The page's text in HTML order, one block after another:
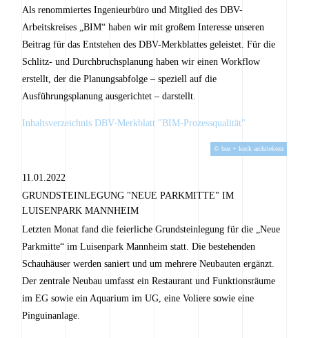
Als renommiertes Ingenieurbüro und Mitglied des DBV-
Arbeitskreises „BIM“ haben wir mit großem Interesse unseren
Beitrag für das Entstehen des DBV-Merkblattes geleistet. Für die
Schlitz- und Durchbruchsplanung haben wir einen Workflow
erstellt, der die Planungsabfolge – speziell auf die
Ausführungsplanung ausgerichtet – darstellt.
Inhaltsverzeichnis DBV-Merkblatt "BIM-Prozessqualität"
© bez + kock architekten
11.01.2022
GRUNDSTEINLEGUNG "NEUE PARKMITTE" IM
LUISENPARK MANNHEIM
Letzten Monat fand die feierliche Grundsteinlegung für die „Neue
Parkmitte“ im Luisenpark Mannheim statt. Die bestehenden
Schauhäuser werden saniert und um mehrere Neubauten ergänzt.
Der zentrale Neubau umfasst ein Restaurant und Funktionsräume
im EG sowie ein Aquarium im UG, eine Voliere sowie eine
Pinguinanlage.